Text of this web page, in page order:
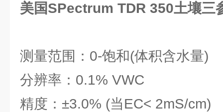
美国SPectrum TDR 350土壤三
测量范围：0-饱和(体积含水量)
分辨率：0.1% VWC
精度：±3.0% (当EC< 2mS/cm)